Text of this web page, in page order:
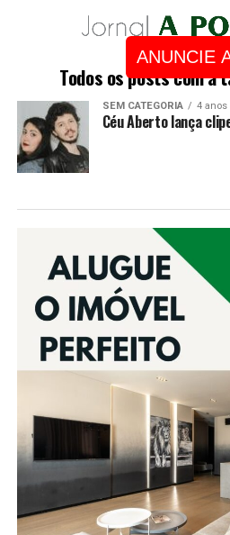
ANUNCIE
Todos os posts com a
SEM CATEGORIA 4 anos
Céu Aberto lança